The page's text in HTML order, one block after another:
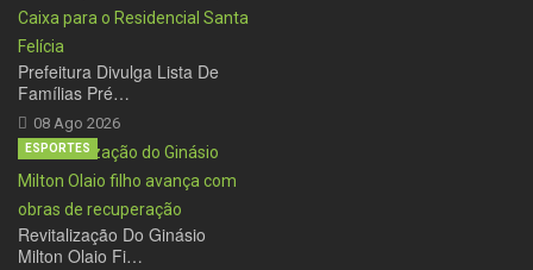
Prefeitura Divulga Lista De
Famílias Pré…
08 Ago 2026
Revitalização Do Ginásio
Milton Olaio Fi…
ESPORTES